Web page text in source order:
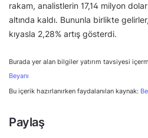
rakam, analistlerin 17,14 milyon
altında kaldı. Bununla birlikte
kıyasla 2,28% artış gösterdi.
Burada yer alan bilgiler yatırım tavsiyesi
Beyanı
Bu içerik hazırlanırken faydalanılan kaynak:
Paylaş